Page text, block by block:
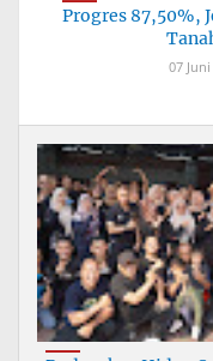
Progres 87,50%,
07